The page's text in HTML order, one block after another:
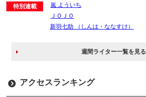
特別連載
嵐 よういち
ＪＯＪＯ
新羽七助 （しんは・ななすけ）
週間ライター一覧を見る
アクセスランキング